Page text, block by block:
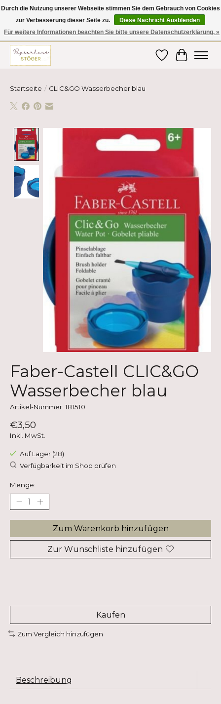
Hier finden Sie hochwertige Produkte im Bereich Schule, Büro, Papier,
Schreiben und vieles mehr! Erhalten Sie Ihre Bestellung bequem nach
Hause oder ins Büro geliefert!
Wunschzettel
Ihr
Startseite / CLIC&GO Wasserbecher blau
Product image slideshow Items
Faber-Castell CLIC&GO
Wasserbecher blau
Artikel-Nummer: 181510
€3,50
Inkl. MwSt.
Auf Lager (28)
Verfügbarkeit im Shop prüfen
Menge:
Zum Warenkorb hinzufügen
Zur Wunschliste hinzufügen
Kaufen
Zum Vergleich hinzufügen
Beschreibung
Durch die Nutzung unserer Webseite stimmen Sie dem Gebrauch von Cookies
zur Verbesserung dieser Seite zu.
Diese Nachricht Ausblenden
Für weitere Informationen beachten Sie bitte unsere Datenschutzerklärung. »